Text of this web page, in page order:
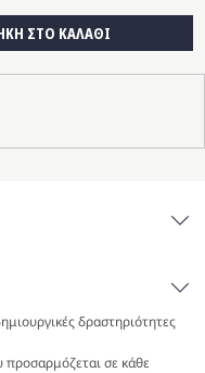
ΣΤΟ ΚΑΛΑΘΙ
δραστηριότητες
προσαρμόζεται σε κάθε